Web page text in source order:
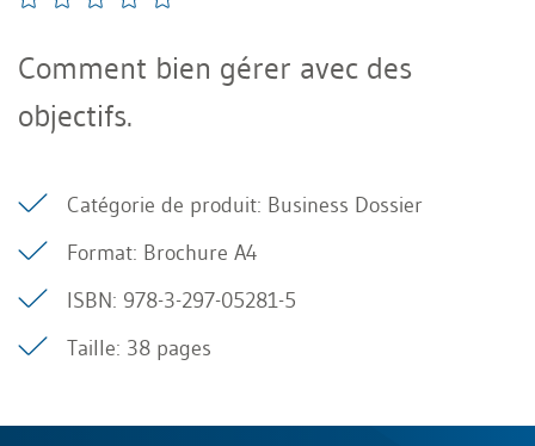
Comment bien gérer avec des
objectifs.
Catégorie de produit: Business Dossier
Format: Brochure A4
ISBN: 978-3-297-05281-5
Taille: 38 pages